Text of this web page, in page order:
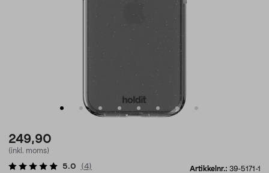
249,90
(inkl. moms)
Artikkelnr.: 39-5171-1
5.0 (4)